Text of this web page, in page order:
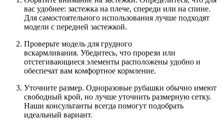
вас удобнее: застежка на плече, спереди или на спине.
Для самостоятельного использования лучше подходят
модели с передней застежкой.
Проверьте модель для грудного
вскармливания. Убедитесь, что прорези или
отстегивающиеся элементы расположены удобно и
обеспечат вам комфортное кормление.
Уточните размер. Одноразовые рубашки обычно имеют
свободный крой, но лучше уточнить размерную сетку.
Наши консультанты всегда помогут подобрать
идеальный вариант.